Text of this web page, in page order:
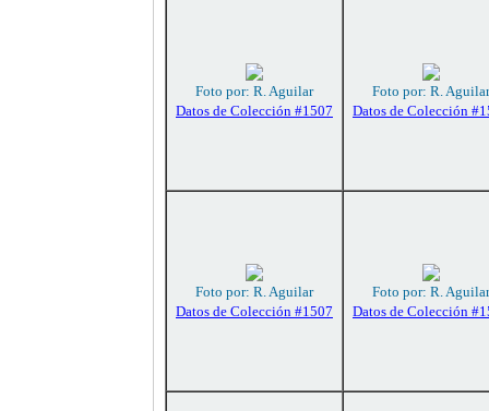
Foto por: R. Aguilar
Datos de Colección #1507
Foto por: R. Aguilar
Datos de Colección
Foto por: R. Aguilar
Datos de Colección #1507
Foto por: R. Aguilar
Datos de Colección